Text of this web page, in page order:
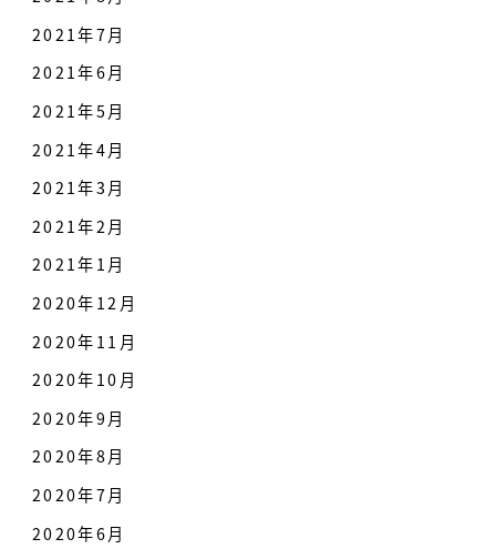
2021年7月
2021年6月
2021年5月
2021年4月
2021年3月
2021年2月
2021年1月
2020年12月
2020年11月
2020年10月
2020年9月
2020年8月
2020年7月
2020年6月